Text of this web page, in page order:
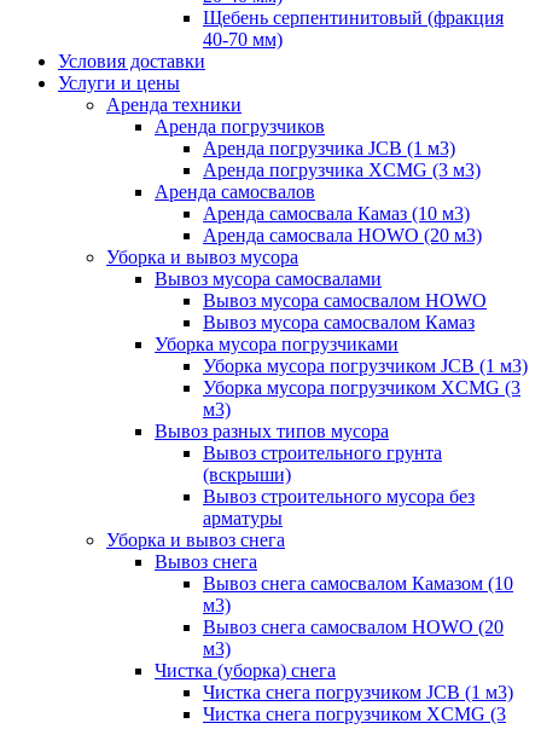
Щебень серпентинитовый (фракция
40-70 мм)
Условия доставки
Услуги и цены
Аренда техники
Аренда погрузчиков
Аренда погрузчика JCB (1 м3)
Аренда погрузчика XCMG (3 м3)
Аренда самосвалов
Аренда самосвала Камаз (10 м3)
Аренда самосвала HOWO (20 м3)
Уборка и вывоз мусора
Вывоз мусора самосвалами
Вывоз мусора самосвалом HOWO
Вывоз мусора самосвалом Камаз
Уборка мусора погрузчиками
Уборка мусора погрузчиком JCB (1 м3)
Уборка мусора погрузчиком XCMG (3
м3)
Вывоз разных типов мусора
Вывоз строительного грунта
(вскрыши)
Вывоз строительного мусора без
арматуры
Уборка и вывоз снега
Вывоз снега
Вывоз снега самосвалом Камазом (10
м3)
Вывоз снега самосвалом HOWO (20
м3)
Чистка (уборка) снега
Чистка снега погрузчиком JCB (1 м3)
Чистка снега погрузчиком XCMG (3